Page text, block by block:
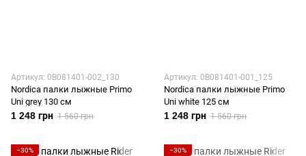
Артикул: 0B081401-002_130
Nordica палки лыжные Primo
Uni grey 130 см
1 248 грн 1 560 грн
Артикул: 0B081401-001_125
Nordica палки лыжные Primo
Uni white 125 см
1 248 грн 1 560 грн
−30% −30%